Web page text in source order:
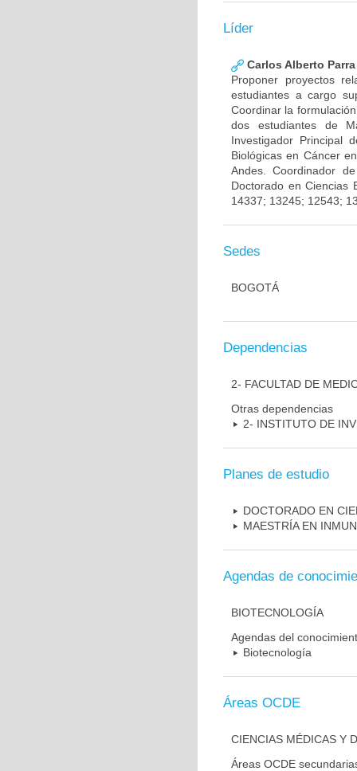
Líder
Carlos Alberto
Proponer proyectos
estudiantes a cargo
Coordinar la
dos estudiantes de
Investigador Principal
Biológicas en Cáncer
Andes. Coordinador
Doctorado en Ciencias
14337; 13245; 12543;
Sedes
BOGOTÁ
Dependencias
2- FACULTAD DE
Otras dependencias
2- INSTITUTO DE
Planes de estudio
DOCTORADO EN
MAESTRÍA EN
Agendas de
BIOTECNOLOGÍA
Agendas del
Biotecnología
Áreas OCDE
CIENCIAS MÉDICAS Y
Áreas OCDE